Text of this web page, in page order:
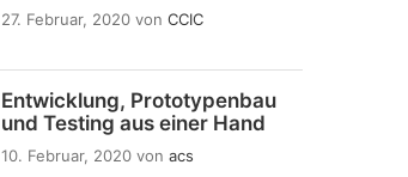
27. Februar, 2020 von CCIC
Entwicklung, Prototypenbau
und Testing aus einer Hand
10. Februar, 2020 von acs